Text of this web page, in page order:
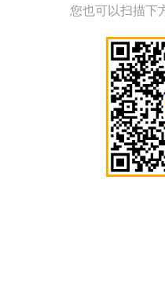
您也可以扫描下